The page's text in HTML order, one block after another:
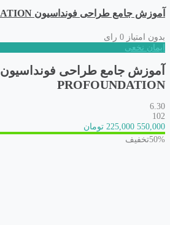
آموزش جامع طراحی فونداسیون PROFOUNDATION
بدون امتیاز 0 رای
ایمان نخعی
آموزش جامع طراحی فونداسیون
PROFOUNDATION
6.30
102
550,000 225,000 تومان
50%تخفیف